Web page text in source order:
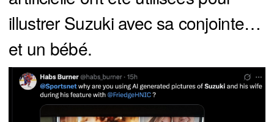
illustrer Suzuki avec sa conjointe…
et un bébé.